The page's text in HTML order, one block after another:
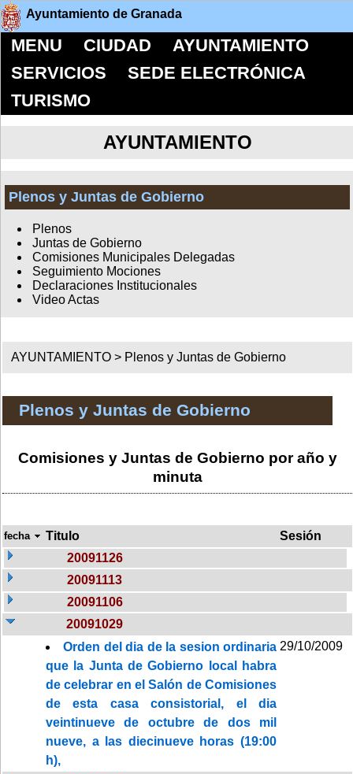
Ayuntamiento de Granada
MENU CIUDAD
AYUNTAMIENTO
SERVICIOS
SEDE ELECTRÓNICA
TURISMO
AYUNTAMIENTO
Plenos y Juntas de Gobierno
Plenos
Juntas de Gobierno
Comisiones Municipales Delegadas
Seguimiento Mociones
Declaraciones Institucionales
Video Actas
AYUNTAMIENTO > Plenos y Juntas de Gobierno
Plenos y Juntas de Gobierno
Comisiones y Juntas de Gobierno por año y
minuta
fecha Titulo
Sesión
20091126
20091113
20091106
20091029
Orden del dia de la sesion ordinaria
que la Junta de Gobierno local habra
de celebrar en el Salón de Comisiones
de esta casa consistorial, el dia
veintinueve de octubre de dos mil
nueve, a las diecinueve horas (19:00
h),
29/10/2009